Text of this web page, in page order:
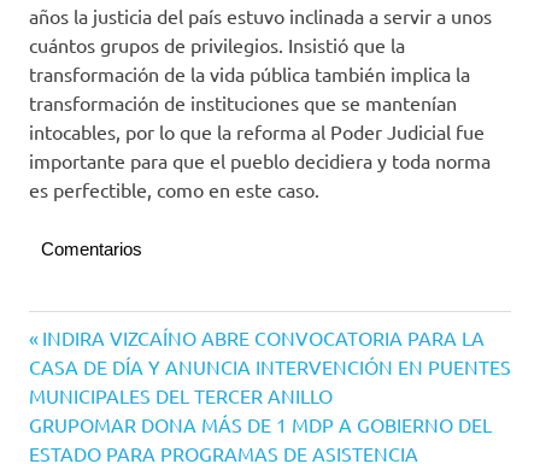
años la justicia del país estuvo inclinada a servir a unos
cuántos grupos de privilegios. Insistió que la
transformación de la vida pública también implica la
transformación de instituciones que se mantenían
intocables, por lo que la reforma al Poder Judicial fue
importante para que el pueblo decidiera y toda norma
es perfectible, como en este caso.
Comentarios
Navegación
de
entradas
Entrada
anterior:
INDIRA VIZCAÍNO ABRE CONVOCATORIA PARA LA
CASA DE DÍA Y ANUNCIA INTERVENCIÓN EN PUENTES
MUNICIPALES DEL TERCER ANILLO
Siguiente
entrada:
GRUPOMAR DONA MÁS DE 1 MDP A GOBIERNO DEL
ESTADO PARA PROGRAMAS DE ASISTENCIA